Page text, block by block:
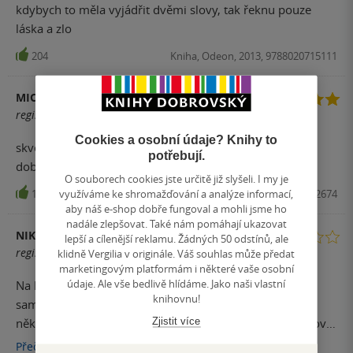
kdybych to měla vyjádřit dvěmi slovy, tak řeknu pouze
láska a zlo
204 Kniha, Odeon, 2013, 9788020715111
MICHAELA VÁŇOVÁ
registrovaný uživatel
skvělá kniha... mluvilo se o ni snad v každém seriálu...
dobrá volba =)
155 Kniha, Edice Knihy Omega, 2016, 9788073902674
NIKOLA
registrovaný uživatel
Na knihu jsem četla samé chvalné recenze, ale mě
samotnou nezaujala. Do čtení jsem se musela nutit a
některé části mi přišli naprosto nudné, ale našli se i takové,
které mě zaujaly. Celkový dojem, ale nic moc.
Přečíst
Cookies a osobní údaje? Knihy to
potřebují.
O souborech cookies jste určitě již slyšeli. I my je
využíváme ke shromažďování a analýze informací,
aby náš e-shop dobře fungoval a mohli jsme ho
nadále zlepšovat. Také nám pomáhají ukazovat
lepší a cílenější reklamu. Žádných 50 odstínů, ale
klidně Vergilia v originále. Váš souhlas může předat
marketingovým platformám i některé vaše osobní
údaje. Ale vše bedlivě hlídáme. Jako naši vlastní
knihovnu!
Zjistit více